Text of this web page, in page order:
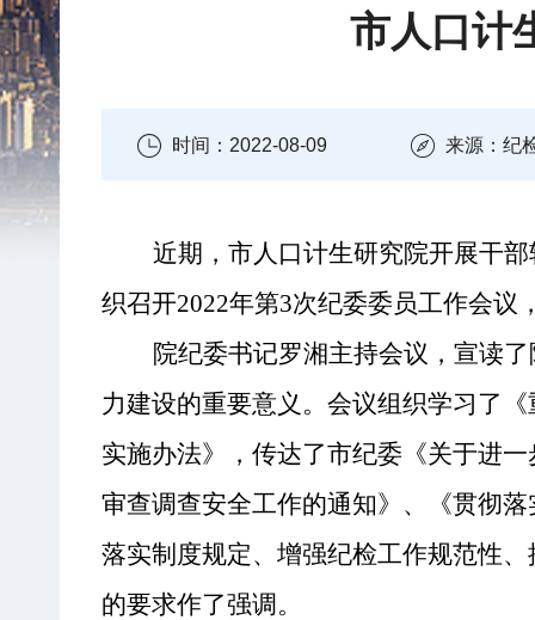
市人口计
时间：2022-08-09 来源：纪
近期， 市人口计生研究院开展干
织召开2022年第3次纪委委员工作会议
院纪委书记罗湘主持会议 ， 宣读
力建设的重要意义。会议组织学习了
实施办法》，传达了市纪委 《关于进
审查调查安全工作的通知》、《贯彻
落实制度规定、 增强纪检工作规范性、
的要求作了强调 。